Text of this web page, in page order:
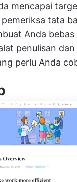
mencapai
tata
Anda
penulisan
perlu Anda